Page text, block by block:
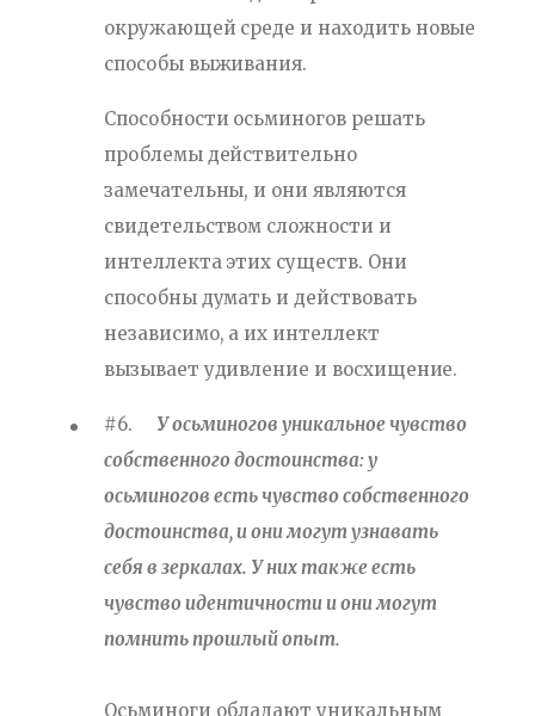
окружающей среде и находить новые
способы выживания.
Способности осьминогов решать
проблемы действительно
замечательны, и они являются
свидетельством сложности и
интеллекта этих существ. Они
способны думать и действовать
независимо, а их интеллект
вызывает удивление и восхищение.
#6. У осьминогов уникальное чувство
собственного достоинства: у
осьминогов есть чувство собственного
достоинства, и они могут узнавать
себя в зеркалах. У них также есть
чувство идентичности и они могут
помнить прошлый опыт.
Осьминоги обладают уникальным